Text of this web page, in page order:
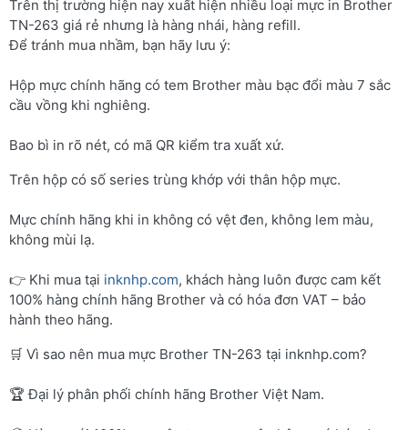
Trên thị trường hiện nay xuất hiện nhiều loại mực in Brother
TN-263 giá rẻ nhưng là hàng nhái, hàng refill.
Để tránh mua nhầm, bạn hãy lưu ý:
Hộp mực chính hãng có tem Brother màu bạc đổi màu 7 sắc
cầu vồng khi nghiêng.
Bao bì in rõ nét, có mã QR kiểm tra xuất xứ.
Trên hộp có số series trùng khớp với thân hộp mực.
Mực chính hãng khi in không có vệt đen, không lem màu,
không mùi lạ.
👉 Khi mua tại inknhp.com, khách hàng luôn được cam kết
100% hàng chính hãng Brother và có hóa đơn VAT – bảo
hành theo hãng.
🛒 Vì sao nên mua mực Brother TN-263 tại inknhp.com?
🏆 Đại lý phân phối chính hãng Brother Việt Nam.